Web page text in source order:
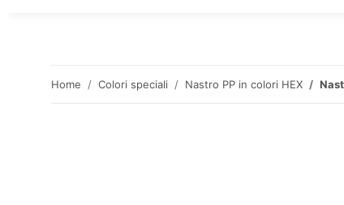
Home Colori speciali Nastro PP in colori HEX